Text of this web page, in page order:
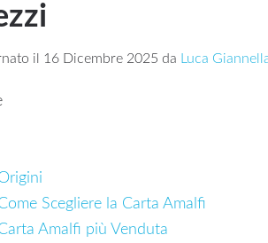
il 16 Dicembre 2025 da Luca
Scegliere la Carta Amalfi
Amalfi più Venduta